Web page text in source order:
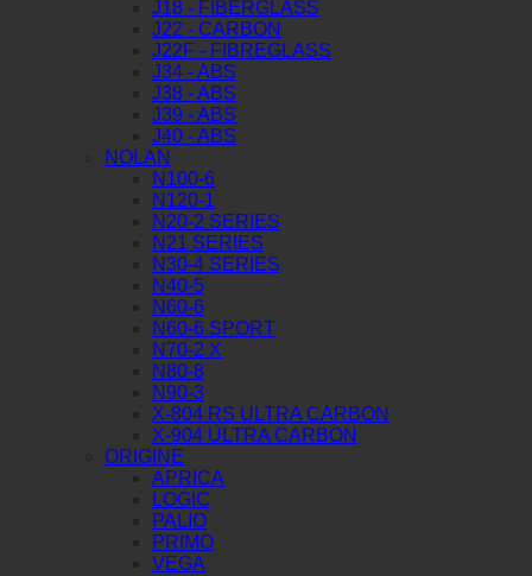
J18 - FIBERGLASS
J22 - CARBON
J22F - FIBREGLASS
J34 - ABS
J38 - ABS
J39 - ABS
J40 - ABS
NOLAN
N100-6
N120-1
N20-2 SERIES
N21 SERIES
N30-4 SERIES
N40-5
N60-6
N60-6 SPORT
N70-2 X
N80-8
N90-3
X-804 RS ULTRA CARBON
X-904 ULTRA CARBON
ORIGINE
APRICA
LOGIC
PALIO
PRIMO
VEGA